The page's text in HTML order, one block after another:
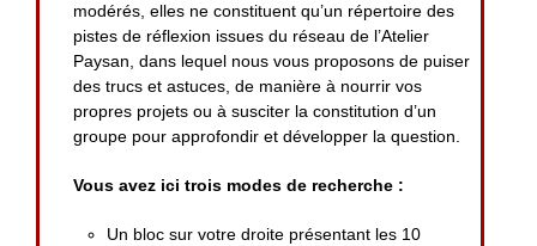
modérés, elles ne constituent qu’un répertoire des
pistes de réflexion issues du réseau de l’Atelier
Paysan, dans lequel nous vous proposons de puiser
des trucs et astuces, de manière à nourrir vos
propres projets ou à susciter la constitution d’un
groupe pour approfondir et développer la question.
Vous avez ici trois modes de recherche :
Un bloc sur votre droite présentant les 10